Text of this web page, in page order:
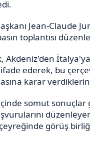
Jean-Claude
toplantısı
Akdeniz'den İtalya'ya
ifade ederek, bu
karar verdiklerini
somut
görüş